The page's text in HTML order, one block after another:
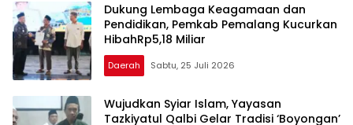
Dukung Lembaga Keagamaan dan
Pendidikan, Pemkab Pemalang Kucurkan
HibahRp5,18 Miliar
Daerah Sabtu, 25 Juli 2026
Wujudkan Syiar Islam, Yayasan
Tazkiyatul Qalbi Gelar Tradisi ‘Boyongan’